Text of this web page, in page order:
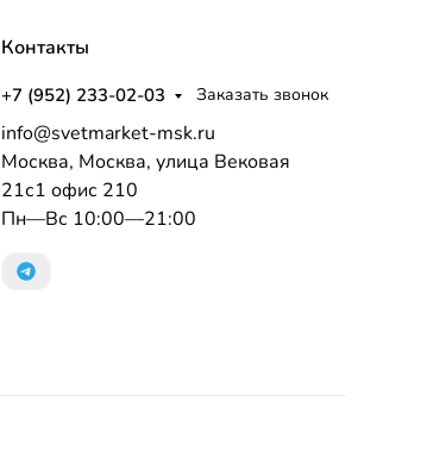
Контакты
+7 (952) 233-02-03 Заказать звонок
info@svetmarket-msk.ru
Москва, Москва, улица Вековая
21с1 офис 210
Пн—Вс 10:00—21:00